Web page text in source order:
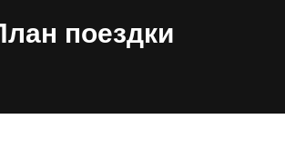
поездки